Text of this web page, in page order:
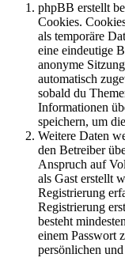
phpBB erstellt
Cookies.
als temporäre
eine eindeutige
anonyme
automatisch
sobald du
Informationen
speichern, um
Weitere Daten
den Betreiber
Anspruch auf
als Gast erstellt
Registrierung
Registrierung
besteht
einem Passwort
persönlichen